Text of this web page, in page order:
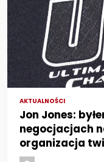
AKTUALNOŚCI
Jon Jones:
negocjacjach
organizacja